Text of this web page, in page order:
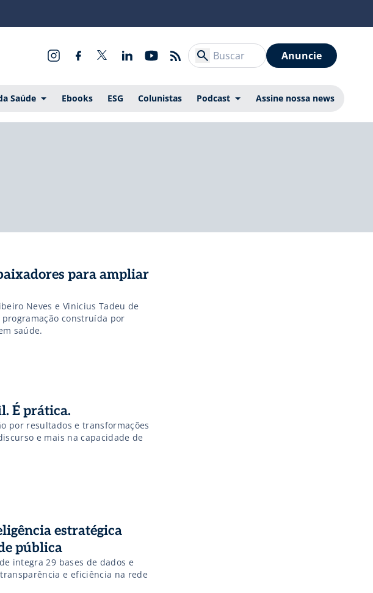
Anuncie
Saúde Ebooks ESG Colunistas Podcast Assine nossa news
para ampliar
Neves e Vinicius Tadeu de
construída por
saúde.
É prática.
por resultados e transformações
e mais na capacidade de
estratégica
pública
integra 29 bases de dados e
e eficiência na rede